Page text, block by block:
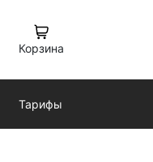
Корзина
Тарифы